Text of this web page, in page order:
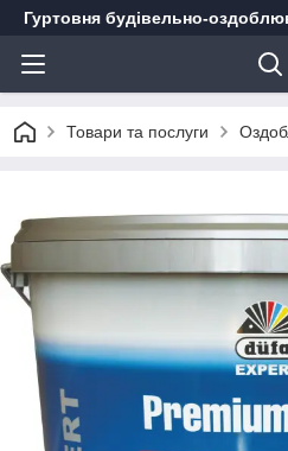
Гуртовня будівельно-
Товари та послуги